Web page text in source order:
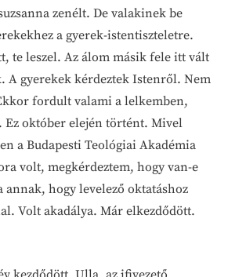
zenélt. De valakinek be
a gyerek-istentiszteletre.
te leszel. Az álom másik fele itt vált
A gyerekek kérdeztek Istenről. Nem
fordult valami a lelkemben,
október elején történt. Mivel
a Budapesti Teológiai Akadémia
volt, megkérdeztem, hogy van-e
annak, hogy levelező oktatáshoz
Volt akadálya. Már elkezdődött.